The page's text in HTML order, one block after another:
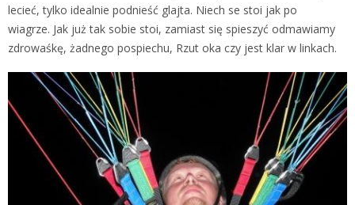
lecieć, tylko idealnie podnieść glajta. Niech se stoi jak po
wiagrze. Jak już tak sobie stoi, zamiast się spieszyć odmawiamy
zdrowaśkę, żadnego pospiechu, Rzut oka czy jest klar w linkach.